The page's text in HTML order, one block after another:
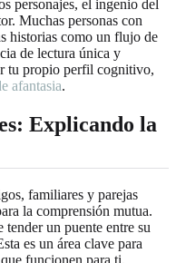
personajes, el ingenio del
Muchas personas con
historias como un flujo de
de lectura única y
tu propio perfil cognitivo,
afantasia.
Explicando la
familiares y parejas
la comprensión mutua.
tender un puente entre su
es un área clave para
que funcionen para ti.